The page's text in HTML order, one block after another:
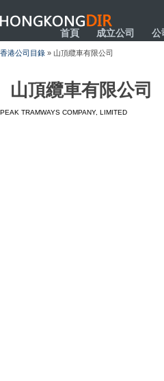
HONGKONGDIR
首頁 成立公司 公
香港公司目錄 » 山頂纜車有限公司
山頂纜車有限公司
PEAK TRAMWAYS COMPANY, LIMITED